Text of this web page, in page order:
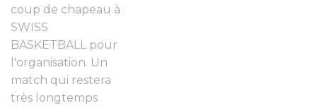
coup de chapeau à
SWISS
BASKETBALL pour
l'organisation. Un
match qui restera
très longtemps